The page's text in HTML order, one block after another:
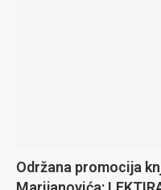
Održana promocija